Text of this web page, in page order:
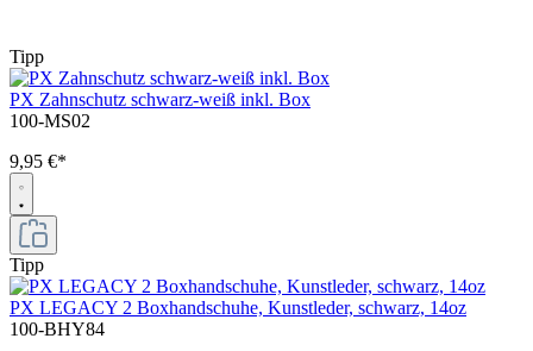
Tipp
PX Zahnschutz schwarz-weiß inkl. Box
100-MS02
9,95 €*
Tipp
PX LEGACY 2 Boxhandschuhe, Kunstleder, schwarz, 14oz
100-BHY84